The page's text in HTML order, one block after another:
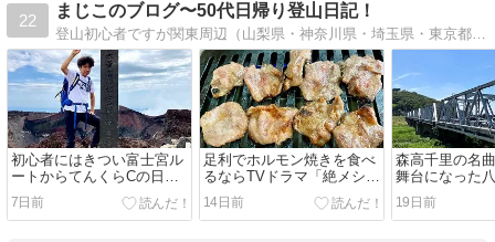
22
まじこのブログ〜50代日帰り登山日記！
登山初心者ですが関東周辺（山梨県・神奈川県・埼玉県・東京都）の山に挑戦中です。コース写真全公開解説中！しかも富士登山は毎年行っています。
初心者にはきつい富士宮ル
ートからてんくらCの日帰
り富士登山に挑戦！
7日前
足利でホルモン焼きを食べ
るならTVドラマ「絶メシロ
ード」で紹介されたかきた
食堂が人気でおすすめ！
14日前
森高千里の名
舞台になった
屋の角にある
の聖地巡礼！
19日前